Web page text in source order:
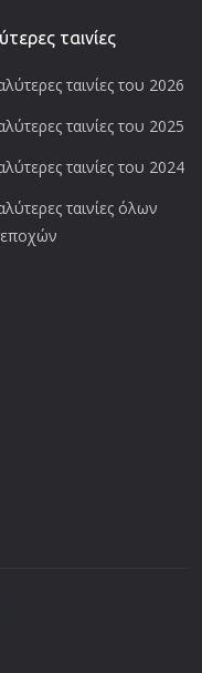
ταινίες
ταινίες του 2026
ταινίες του 2025
ταινίες του 2024
ταινίες όλων